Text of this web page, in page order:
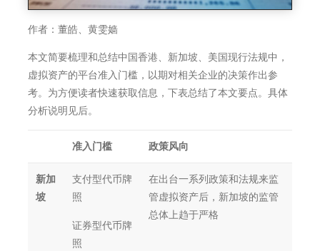
作者：董皓、黄雯嫱
本文简要梳理和总结中国香港、新加坡、美国现行法规中，
虚拟资产的平台准入门槛，以期对相关企业的决策作出参
考。为方便读者快速获取信息，下表总结了本文要点。具体
分析说明见后。
准入门槛 政策风向
新加
坡
支付型代币牌
照
证券型代币牌
照
在出台一系列政策和法规来监
管虚拟资产后，新加坡的监管
总体上趋于严格